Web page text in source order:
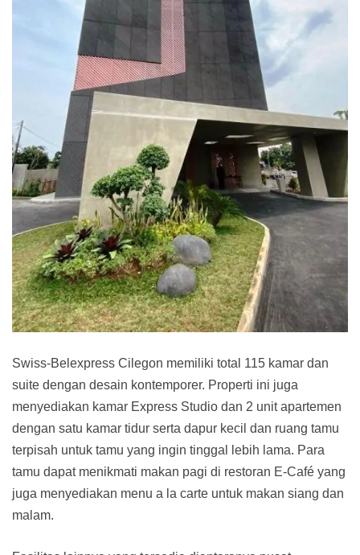
Swiss-Belexpress Cilegon memiliki total 115 kamar dan
suite dengan desain kontemporer. Properti ini juga
menyediakan kamar Express Studio dan 2 unit apartemen
dengan satu kamar tidur serta dapur kecil dan ruang tamu
terpisah untuk tamu yang ingin tinggal lebih lama. Para
tamu dapat menikmati makan pagi di restoran E-Café yang
juga menyediakan menu a la carte untuk makan siang dan
malam.